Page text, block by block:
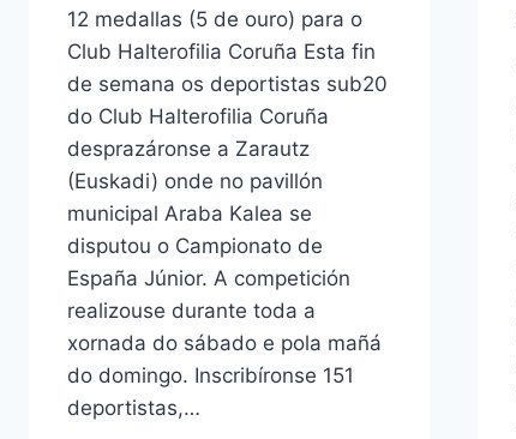
12 medallas (5 de ouro) para o
Club Halterofilia Coruña Esta fin
de semana os deportistas sub20
do Club Halterofilia Coruña
desprazáronse a Zarautz
(Euskadi) onde no pavillón
municipal Araba Kalea se
disputou o Campionato de
España Júnior. A competición
realizouse durante toda a
xornada do sábado e pola mañá
do domingo. Inscribíronse 151
deportistas,…